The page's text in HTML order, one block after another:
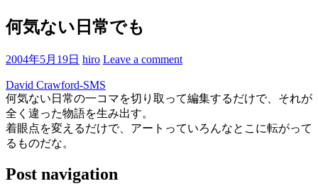
何気ない日常でも
2004年5月19日 hiro Leave a comment
David Crawford-SMS
何気ない日常の一コマを切り取って編集するだけで、それが
全く違った物語を生み出す。
着眼点を変えるだけで、アートっていろんなとこに転がって
るものだな。
Post navigation